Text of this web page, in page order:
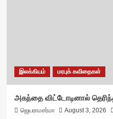
இலக்கியம் மரபுக் கவிதைகள்
அகந்தை விட்டோடினால்
ஜெயராமசர்மா August 3, 2026